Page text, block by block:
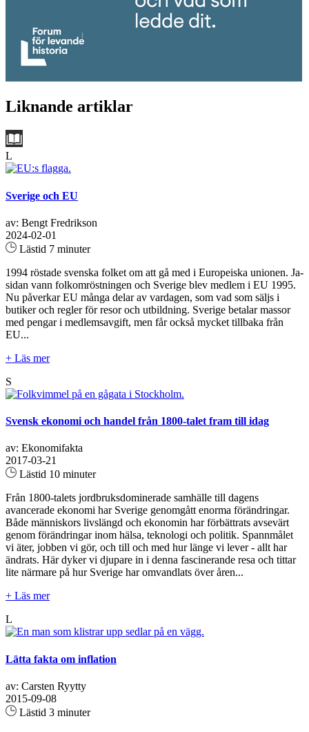
Liknande artiklar
L
Sverige och EU
av: Bengt Fredrikson
2024-02-01
Lästid 7 minuter
1994 röstade svenska folket om att gå med i Europeiska unionen. Ja-
sidan vann folkomröstningen och Sverige blev medlem i EU 1995.
Nu påverkar EU många delar av vardagen, som vad som säljs i
butiker och regler för resor och utbildning. Sverige betalar massor
med pengar i medlemsavgift, men får också mycket tillbaka från
EU...
+ Läs mer
S
Svensk ekonomi och handel från 1800-talet fram till idag
av: Ekonomifakta
2017-03-21
Lästid 10 minuter
Från 1800-talets jordbruksdominerade samhälle till dagens
avancerade ekonomi har Sverige genomgått enorma förändringar.
Både människors livslängd och ekonomin har förbättrats avsevärt
genom förändringar inom hälsa, teknologi och politik. Spannmålet
vi äter, jobben vi gör, och till och med hur länge vi lever - allt har
ändrats. Här dyker vi djupare in i denna fascinerande resa och tittar
lite närmare på hur Sverige har omvandlats över åren...
+ Läs mer
L
Lätta fakta om inflation
av: Carsten Ryytty
2015-09-08
Lästid 3 minuter